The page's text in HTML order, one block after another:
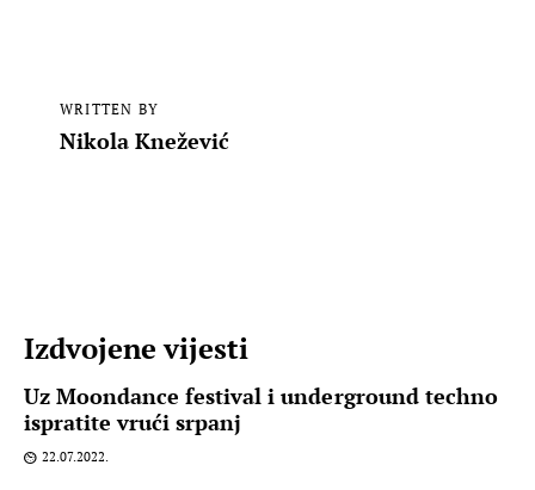
WRITTEN BY
Nikola Knežević
Izdvojene vijesti
Uz Moondance festival i underground techno
ispratite vrući srpanj
22.07.2022.